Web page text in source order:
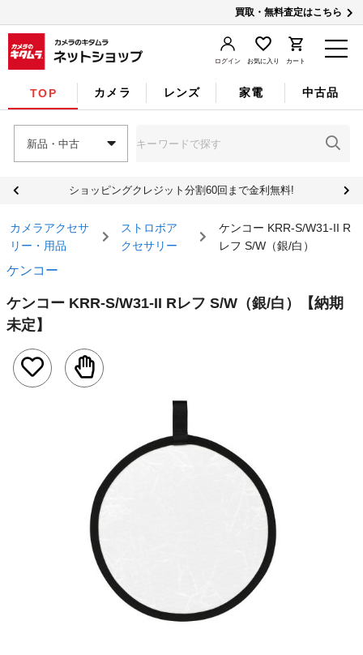
買取・無料査定はこちら
ログイン お気に入り カート
TOP カメラ レンズ 家電 中古品
新品・中古
ショッピングクレジット分割60回まで金利無料!
カメラアクセサ
リー・用品
ストロボア
クセサリー
ケンコー KRR-S/W31-II R
レフ S/W（銀/白）
ケンコー
ケンコー KRR-S/W31-II Rレフ S/W（銀/白）
【納期
未定】